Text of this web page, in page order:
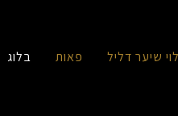
שיער דליל פאות בלוג